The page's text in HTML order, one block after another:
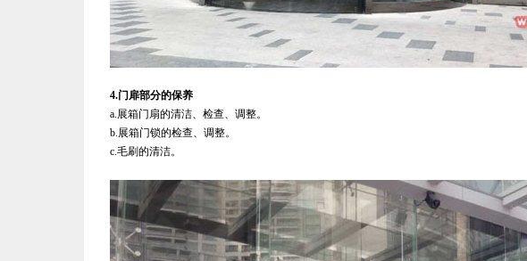
4.门扉部分的保养
a.展箱门扇的清洁、检查、调整。
b.展箱门锁的检查、调整。
c.毛刷的清洁。